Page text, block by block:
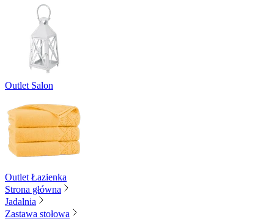
Outlet Salon
Outlet Łazienka
Strona główna
Jadalnia
Zastawa stołowa